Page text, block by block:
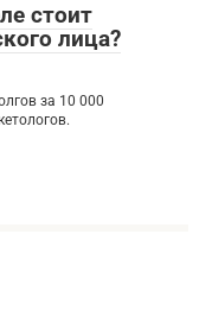
стоит
лица?
за 10 000